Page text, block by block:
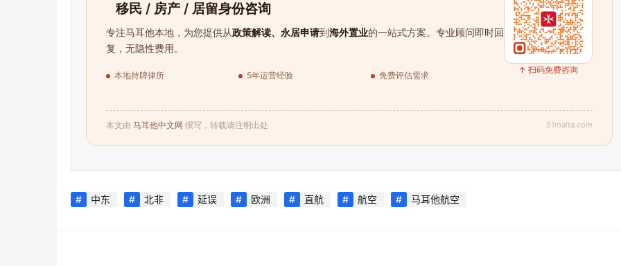
移民 / 房产 / 居留身份咨询
专注马耳他本地，为您提供从政策解读、永居申请到海外置业的一站式方案。专业顾问即时回
复，无隐性费用。
本地持牌律所 5年运营经验 免费评估需求 ↑ 扫码免费咨询
本文由 马耳他中文网 撰写，转载请注明出处 51malta.com
中东 北非 延误 欧洲 直航 航空 马耳他航空